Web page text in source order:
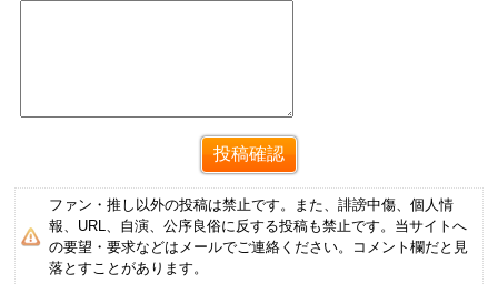
ファン・推し以外の投稿は禁止です。また、誹謗中傷、個人情
報、URL、自演、公序良俗に反する投稿も禁止です。当サイトへ
の要望・要求などはメールでご連絡ください。コメント欄だと見
落とすことがあります。